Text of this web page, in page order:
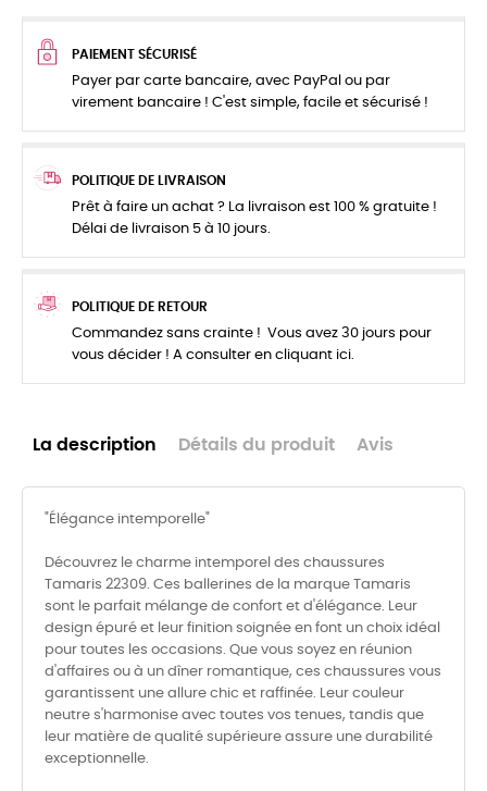
PAIEMENT SÉCURISÉ
Payer par carte bancaire, avec PayPal ou par
virement bancaire ! C'est simple, facile et sécurisé !
POLITIQUE DE LIVRAISON
Prêt à faire un achat ? La livraison est 100 % gratuite !
Délai de livraison 5 à 10 jours.
POLITIQUE DE RETOUR
Commandez sans crainte ! Vous avez 30 jours pour
vous décider ! A consulter en cliquant ici.
La description Détails du produit Avis
"Élégance intemporelle"
Découvrez le charme intemporel des chaussures
Tamaris 22309. Ces ballerines de la marque Tamaris
sont le parfait mélange de confort et d'élégance. Leur
design épuré et leur finition soignée en font un choix idéal
pour toutes les occasions. Que vous soyez en réunion
d'affaires ou à un dîner romantique, ces chaussures vous
garantissent une allure chic et raffinée. Leur couleur
neutre s'harmonise avec toutes vos tenues, tandis que
leur matière de qualité supérieure assure une durabilité
exceptionnelle.